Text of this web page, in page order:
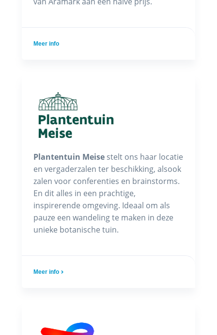
Meer info
Plantentuin Meise stelt ons haar locatie
en vergaderzalen ter beschikking, alsook
zalen voor conferenties en brainstorms.
En dit alles in een prachtige,
inspirerende omgeving. Ideaal om als
pauze een wandeling te maken in deze
unieke botanische tuin.
Meer info